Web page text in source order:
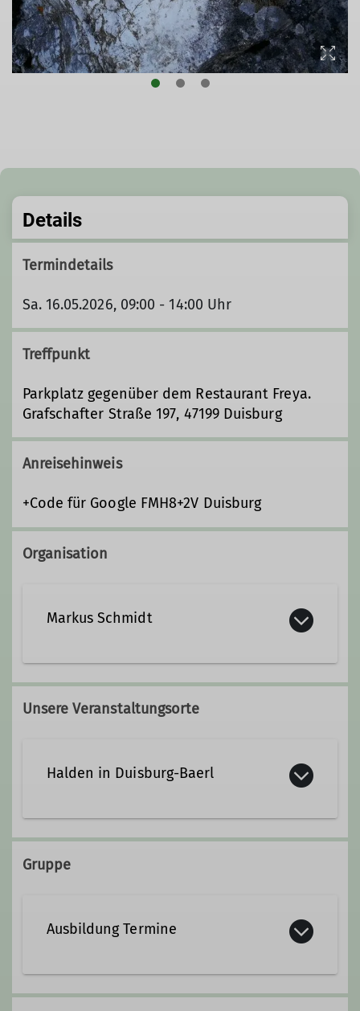
Details
Termindetails
Sa. 16.05.2026, 09:00 - 14:00 Uhr
Treffpunkt
Parkplatz gegenüber dem Restaurant Freya.
Grafschafter Straße 197, 47199 Duisburg
Anreisehinweis
+Code für Google FMH8+2V Duisburg
Organisation
Markus Schmidt
Qualifikationen
Unsere Veranstaltungsorte
Halden in Duisburg-Baerl
Gruppe
Ausbildung Termine